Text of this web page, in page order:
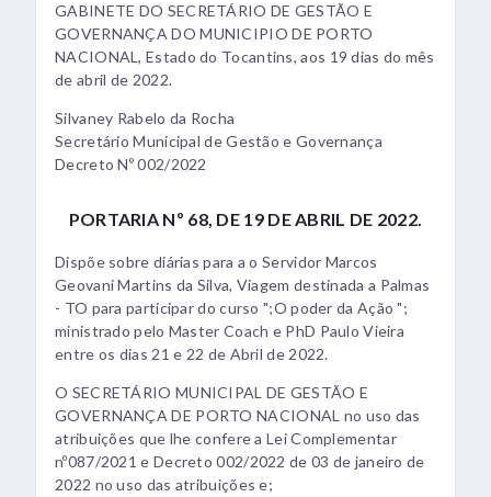
GABINETE DO SECRETÁRIO DE GESTÃO E
GOVERNANÇA DO MUNICIPIO DE PORTO
NACIONAL, Estado do Tocantins, aos 19 dias do mês
de abril de 2022.
Silvaney Rabelo da Rocha
Secretário Municipal de Gestão e Governança
Decreto Nº 002/2022
PORTARIA Nº 68, DE 19 DE ABRIL DE 2022.
Dispõe sobre diárias para a o Servidor Marcos
Geovani Martins da Silva, Viagem destinada a Palmas
- TO para participar do curso ";O poder da Ação ";
ministrado pelo Master Coach e PhD Paulo Vieira
entre os dias 21 e 22 de Abril de 2022.
O SECRETÁRIO MUNICIPAL DE GESTÃO E
GOVERNANÇA DE PORTO NACIONAL no uso das
atribuições que lhe confere a Lei Complementar
nº087/2021 e Decreto 002/2022 de 03 de janeiro de
2022 no uso das atribuições e;